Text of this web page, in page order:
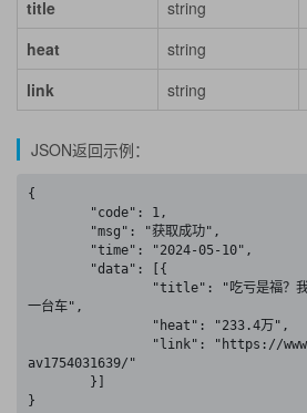
title
string
heat
string
link
string
JSON返回示例：
{
一台车",
av1754031639/"
}